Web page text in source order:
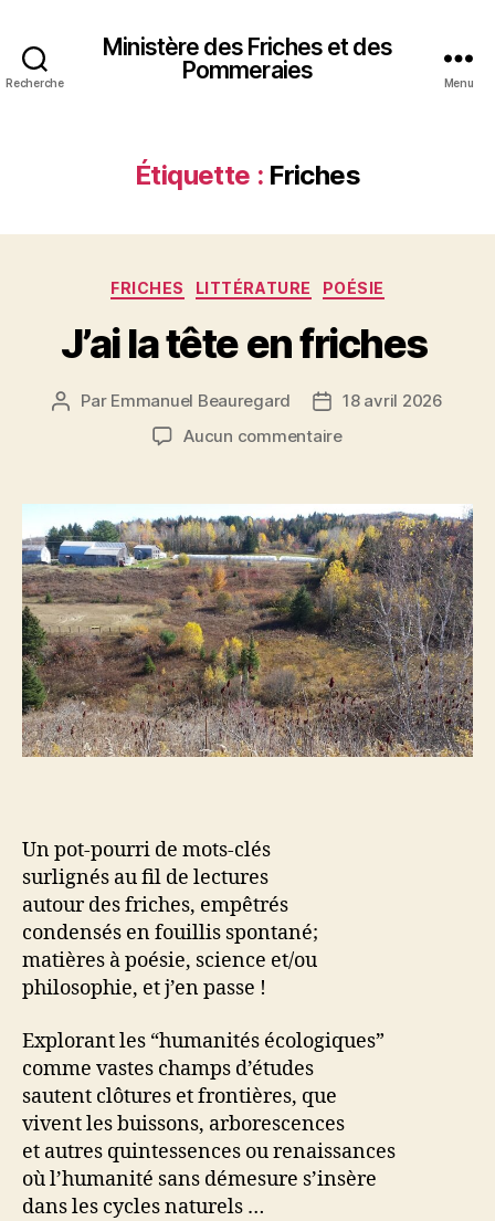
Recherche
Ministère des Friches et des
Pommeraies
Menu
Étiquette : Friches
Catégories
FRICHES LITTÉRATURE POÉSIE
J’ai la tête en friches
Auteur
Par Emmanuel Beauregard
Date
de
18 avril 2026
Aucun commentairesur
tête
en
friches
Un pot-pourri de mots-clés
surlignés au fil de lectures
autour des friches, empêtrés
condensés en fouillis spontané;
matières à poésie, science et/ou
philosophie, et j’en passe !
Explorant les “humanités écologiques”
comme vastes champs d’études
sautent clôtures et frontières, que
vivent les buissons, arborescences
et autres quintessences ou renaissances
où l’humanité sans démesure s’insère
dans les cycles naturels …